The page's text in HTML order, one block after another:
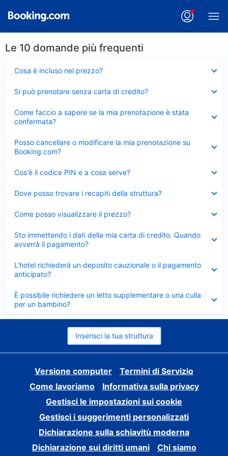
Le 10 domande più frequenti
Cosa è incluso nel prezzo?
chiuso
Si può prenotare senza carta di credito?
chiuso
Come faccio a sapere se la mia prenotazione è stata
confermata?
chiuso
Posso cancellare o modificare la mia prenotazione su
Booking.com?
chiuso
Cos'è il codice PIN e a cosa serve?
chiuso
Dove posso trovare i recapiti della struttura?
chiuso
Come posso visualizzare il prezzo?
chiuso
Sto immettendo i dati della mia carta di credito. Quando
avverrà il pagamento?
chiuso
L’hotel richiederà un deposito cauzionale o il pagamento
anticipato?
chiuso
È possibile richiedere un letto supplementare o una culla
per un bambino?
Elemento
chiuso
Inserisci la tua struttura
Versione computer
Termini di Servizio
Come lavoriamo
Informativa sulla privacy
Gestisci le impostazioni sui cookie
Gestisci i suggerimenti personalizzati
Dichiarazione sulla schiavitù moderna
Dichiarazione sui diritti umani
Chi siamo